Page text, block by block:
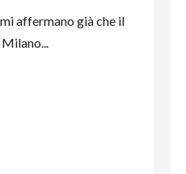
affermano già che il